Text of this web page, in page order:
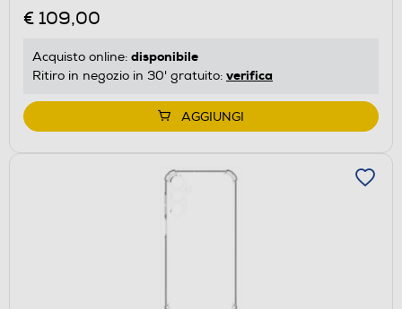
€ 109,00
Acquisto online: disponibile
Ritiro in negozio in 30' gratuito: verifica
AGGIUNGI